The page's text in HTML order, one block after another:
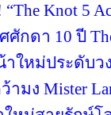
Knot 5
กดา 10 ปี
าใหม่ประดับว
ง Mister